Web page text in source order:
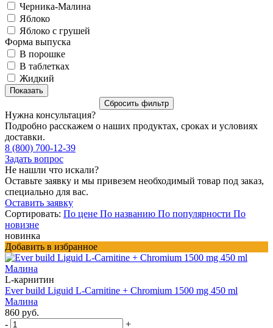
Черника-Малина
Яблоко
Яблоко с грушей
Форма выпуска
В порошке
В таблетках
Жидкий
Нужна консультация?
Подробно расскажем о наших продуктах, сроках и условиях
доставки.
8 (800) 700-12-39
Задать вопрос
Не нашли что искали?
Оставьте заявку и мы привезем необходимый товар под заказ,
специально для вас.
Оставить заявку
Сортировать: По цене По названию По популярности По
новизне
новинка
Добавить в избранное
L-карнитин
Ever build Liguid L-Carnitine + Chromium 1500 mg 450 ml
Малина
860 руб.
-
+